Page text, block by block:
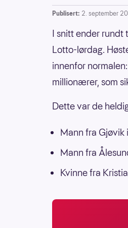
Publisert: 2. september
I snitt ender
Lotto-lørdag.
innenfor
millionærer, som
Dette var de
Mann fra Gjøvik
Mann fra
Kvinne fra